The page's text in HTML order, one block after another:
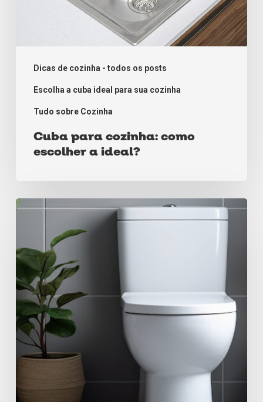
Dicas de cozinha - todos os posts
Escolha a cuba ideal para sua cozinha
Tudo sobre Cozinha
Cuba para cozinha: como
escolher a ideal?
Dicas
comprar
a
lixeira
ideal
para
o
seu